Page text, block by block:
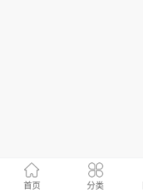
首页 分类